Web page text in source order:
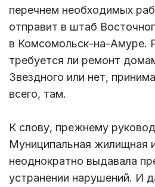
перечнем необходимых
отправит в штаб
в Комсомольск-на-Амуре.
требуется ли ремонт
Звездного или нет,
всего, там.
К слову, прежнему
Муниципальная жилищная
неоднократно выдавала
устранении нарушений. И